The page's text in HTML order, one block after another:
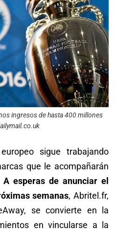
ingresos de hasta 400 millones
sigue trabajando
que le acompañarán
A esperas de anunciar el
semanas, Abritel.fr,
se convierte en la
en vincularse a la